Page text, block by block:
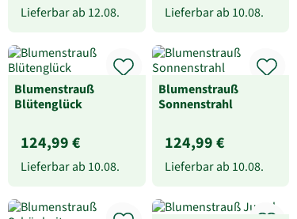
Lieferbar ab 12.08. Lieferbar ab 10.08.
Blumenstrauß
Blütenglück
124,99 €
Lieferbar ab 10.08.
Blumenstrauß
Sonnenstrahl
124,99 €
Lieferbar ab 10.08.